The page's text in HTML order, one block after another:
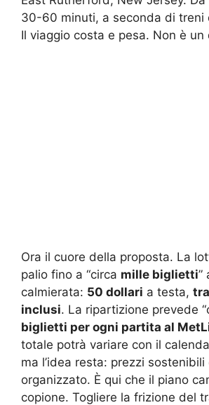
30-60 minuti, a seconda di treni
Il viaggio costa e pesa. Non è un
Ora il cuore della proposta. La
palio fino a “circa mille biglietti”
calmierata: 50 dollari a testa,
inclusi. La ripartizione prevede
biglietti per ogni partita al
totale potrà variare con il
ma l’idea resta: prezzi sostenibili
organizzato. È qui che il piano
copione. Togliere la frizione del